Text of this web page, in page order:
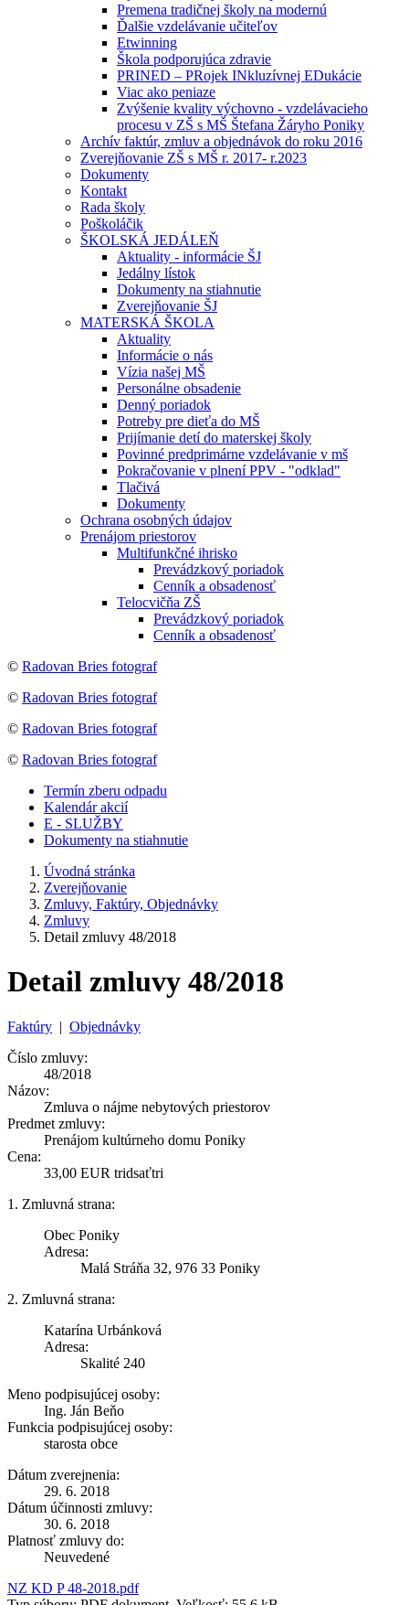
Premena tradičnej školy na modernú
Ďalšie vzdelávanie učiteľov
Etwinning
Škola podporujúca zdravie
PRINED – PRojek INkluzívnej EDukácie
Viac ako peniaze
Zvýšenie kvality výchovno - vzdelávacieho
procesu v ZŠ s MŠ Štefana Žáryho Poniky
Archív faktúr, zmluv a objednávok do roku 2016
Zverejňovanie ZŠ s MŠ r. 2017- r.2023
Dokumenty
Kontakt
Rada školy
Poškoláčik
ŠKOLSKÁ JEDÁLEŇ
Aktuality - informácie ŠJ
Jedálny lístok
Dokumenty na stiahnutie
Zverejňovanie ŠJ
MATERSKÁ ŠKOLA
Aktuality
Informácie o nás
Vízia našej MŠ
Personálne obsadenie
Denný poriadok
Potreby pre dieťa do MŠ
Prijímanie detí do materskej školy
Povinné predprimárne vzdelávanie v mš
Pokračovanie v plnení PPV - "odklad"
Tlačivá
Dokumenty
Ochrana osobných údajov
Prenájom priestorov
Multifunkčné ihrisko
Prevádzkový poriadok
Cenník a obsadenosť
Telocvičňa ZŠ
Prevádzkový poriadok
Cenník a obsadenosť
© Radovan Bries fotograf
© Radovan Bries fotograf
© Radovan Bries fotograf
© Radovan Bries fotograf
Termín zberu odpadu
Kalendár akcií
E - SLUŽBY
Dokumenty na stiahnutie
Úvodná stránka
Zverejňovanie
Zmluvy, Faktúry, Objednávky
Zmluvy
Detail zmluvy 48/2018
Detail zmluvy 48/2018
Faktúry | Objednávky
Číslo zmluvy:
48/2018
Názov:
Zmluva o nájme nebytových priestorov
Predmet zmluvy:
Prenájom kultúrneho domu Poniky
Cena:
33,00 EUR tridsaťtri
1. Zmluvná strana:
Obec Poniky
Adresa:
Malá Stráňa 32, 976 33 Poniky
2. Zmluvná strana:
Katarína Urbánková
Adresa:
Skalité 240
Meno podpisujúcej osoby:
Ing. Ján Beňo
Funkcia podpisujúcej osoby:
starosta obce
Dátum zverejnenia:
29. 6. 2018
Dátum účinnosti zmluvy:
30. 6. 2018
Platnosť zmluvy do:
Neuvedené
NZ KD P 48-2018.pdf